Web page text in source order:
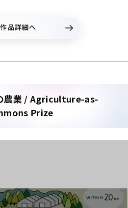
作品詳細へ
農業 / Agriculture-as-
Prize